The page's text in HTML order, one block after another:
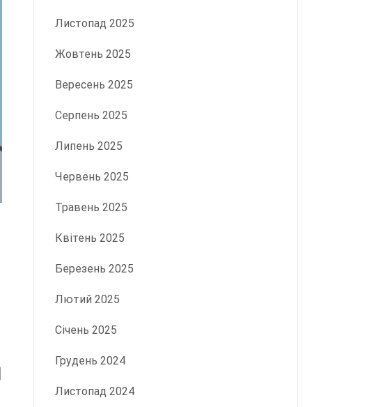
Листопад 2025
Жовтень 2025
Вересень 2025
Серпень 2025
Липень 2025
Червень 2025
Травень 2025
Квітень 2025
Березень 2025
Лютий 2025
Січень 2025
Грудень 2024
Листопад 2024